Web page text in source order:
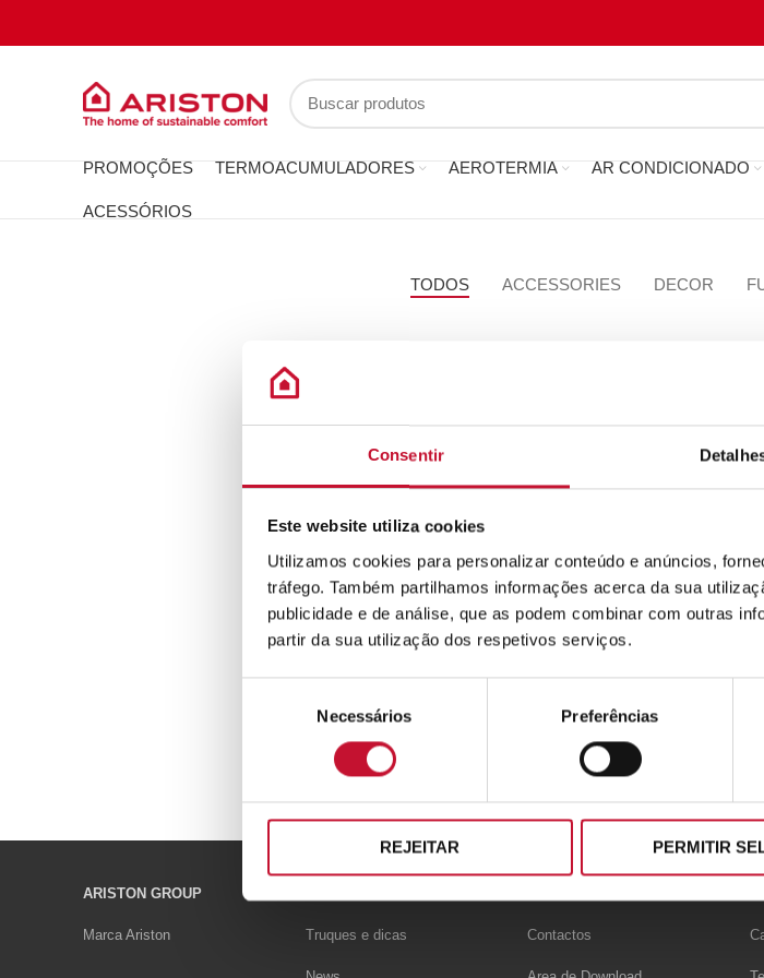
Consentir
Este website utiliza cookies
Utilizamos cookies para personalizar conteúdo e anúncios,
tráfego. Também partilhamos informações acerca da sua
publicidade e de análise, que as podem combinar com outras
partir da sua utilização dos respetivos serviços.
consentimento
Necessários Preferências
REJEITAR PERMITIR
PROMOÇÕES TERMOACUMULADORES AEROTERMIA AR CONDICIONADO
ACESSÓRIOS
TODOS ACCESSORIES DECOR
ARISTON GROUP
Marca Ariston Truques e dicas Contactos